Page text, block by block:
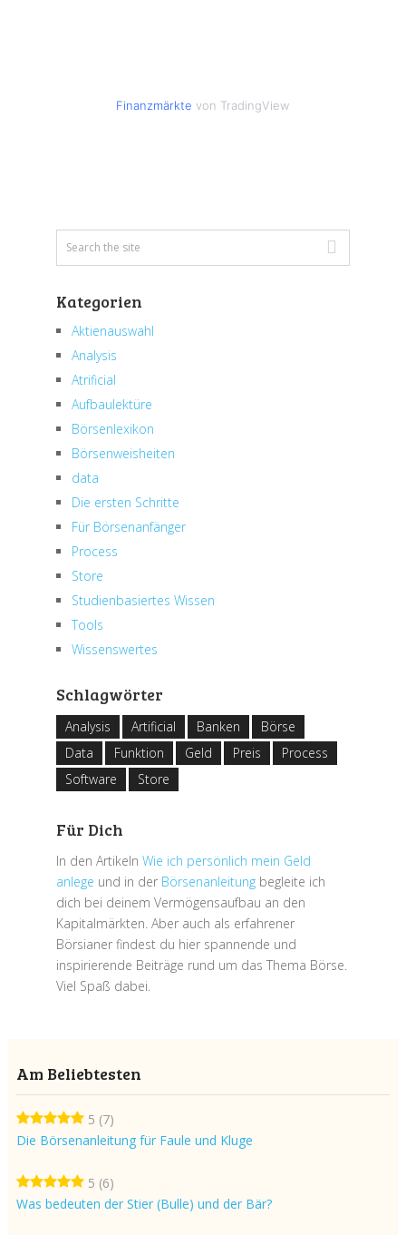
Finanzmärkte von TradingView
Kategorien
Aktienauswahl
Analysis
Atrificial
Aufbaulektüre
Börsenlexikon
Börsenweisheiten
data
Die ersten Schritte
Für Börsenanfänger
Process
Store
Studienbasiertes Wissen
Tools
Wissenswertes
Schlagwörter
Analysis Artificial Banken
Börse
Data
Funktion Geld Preis
Process
Software
Store
Für Dich
In den Artikeln Wie ich persönlich mein Geld
anlege und in der Börsenanleitungbegleite ich
dich bei deinem Vermögensaufbau an den
Kapitalmärkten. Aber auch als erfahrener
Börsianer findest du hier spannende und
inspirierende Beiträge rund um das Thema Börse.
Viel Spaß dabei.
Am Beliebtesten
5 (7)
Die Börsenanleitung für Faule und Kluge
5 (6)
Was bedeuten der Stier (Bulle) und der Bär?